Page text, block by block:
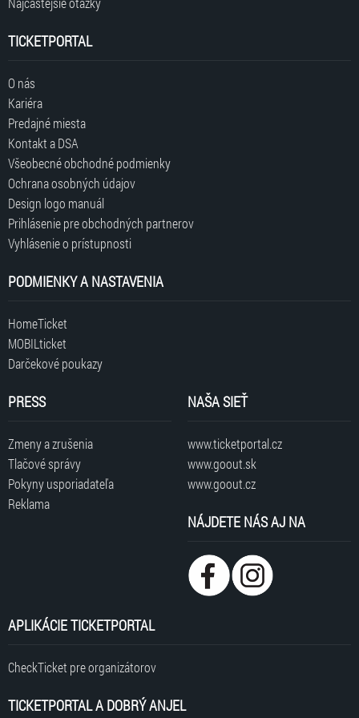
TICKETPORTAL
O nás
Kariéra
Predajné miesta
Kontakt a DSA
Všeobecné obchodné podmienky
Ochrana osobných údajov
Design logo manuál
Prihlásenie pre obchodných partnerov
Vyhlásenie o prístupnosti
PODMIENKY A NASTAVENIA
HomeTicket
MOBILticket
Darčekové poukazy
PRESS
Zmeny a zrušenia
Tlačové správy
Pokyny usporiadateľa
Reklama
NAŠA SIEŤ
www.ticketportal.cz
www.goout.sk
www.goout.cz
NÁJDETE NÁS AJ NA
APLIKÁCIE TICKETPORTAL
CheckTicket pre organizátorov
TICKETPORTAL A DOBRÝ ANJEL